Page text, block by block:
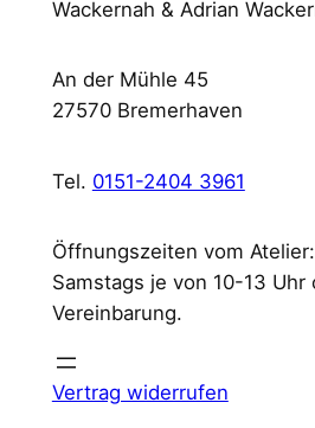
f
e
n
g
Wackernah & Adrian
An der Mühle 45
27570 Bremerhaven
Tel. 0151-2404 3961
Öffnungszeiten vom
Samstags je von 10-13 Uhr
Vereinbarung.
Vertrag widerrufen